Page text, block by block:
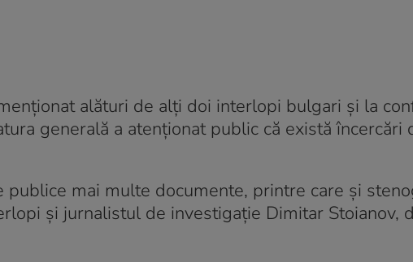
alături de alți doi interlopi bulgari și la
generală a atenționat public că există încercări
publice mai multe documente, printre care și
și jurnalistul de investigație Dimitar Stoianov,